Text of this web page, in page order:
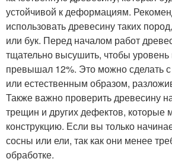
устойчивой к деформациям.
использовать древесину таких
или бук. Перед началом работ
тщательно высушить, чтобы
превышал 12%. Это можно сделать
или естественным образом,
Также важно проверить древесину
трещин и других дефектов, которые
конструкцию. Если вы только
сосны или ели, так как они менее
обработке.